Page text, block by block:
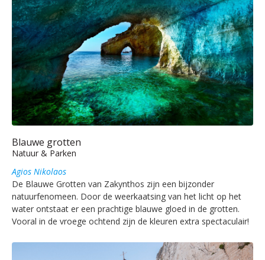
Blauwe grotten
Natuur & Parken
Agios Nikolaos
De Blauwe Grotten van Zakynthos zijn een bijzonder
natuurfenomeen. Door de weerkaatsing van het licht op het
water ontstaat er een prachtige blauwe gloed in de grotten.
Vooral in de vroege ochtend zijn de kleuren extra spectaculair!